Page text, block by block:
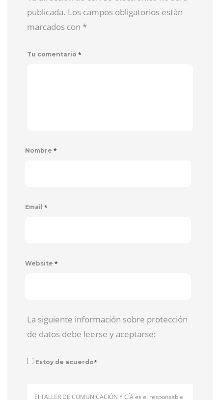
publicada. Los campos obligatorios están
marcados con *
Tu comentario *
Nombre *
Email *
Website *
La siguiente información sobre protección
de datos debe leerse y aceptarse:
Estoy de acuerdo*
El TALLER DE COMUNICACIÓN Y CÍA es el responsable